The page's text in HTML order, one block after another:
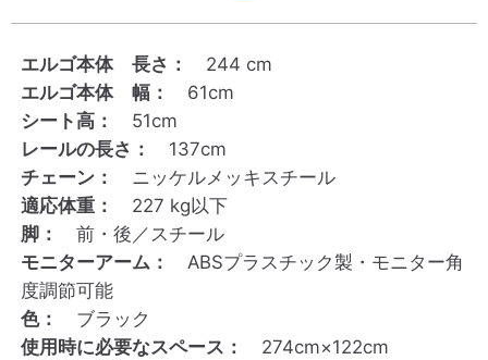
エルゴ本体 長さ：
244 cm
エルゴ本体 幅：
61cm
シート高：
51cm
レールの長さ：
137cm
チェーン：
ニッケルメッキスチール
適応体重：
227 kg以下
脚：
前・後／スチール
モニターアーム：
ABSプラスチック製・モニター角
度調節可能
色：
ブラック
使用時に必要なスペース：
274cm×122cm